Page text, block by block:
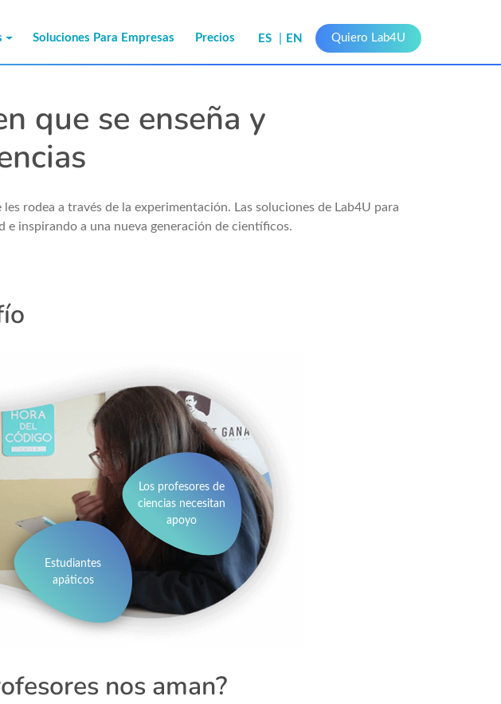
Soluciones Para Empresas Precios ES EN Quiero Lab4U
que se enseña y
rodea a través de la experimentación. Las soluciones de Lab4U para
e inspirando a una nueva generación de científicos.
Los profesores de
ciencias necesitan
apoyo
Estudiantes
apáticos
nos aman?